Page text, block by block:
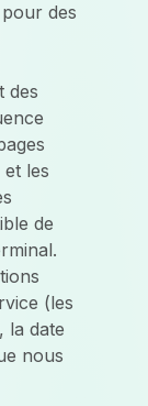
des
des
les
de
(les
la date
nous